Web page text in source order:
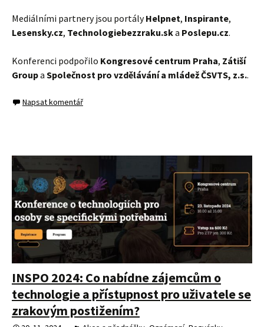
Mediálními partnery jsou portályHelpnet, Inspirante,
Lesensky.cz, Technologiebezzraku.ska Poslepu.cz.
Konferenci podpořilo Kongresové centrum Praha, Zátiší
Groupa Společnost pro vzdělávání a mládež ČSVTS, z.s..
Napsat komentář
INSPO 2024: Co nabídne zájemcům o
technologie a přístupnost pro uživatele se
zrakovým postižením?